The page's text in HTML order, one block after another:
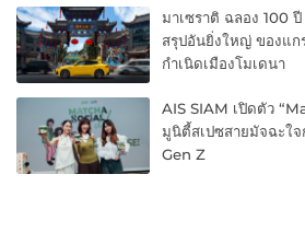
มาเซราติ ฉลอง 100
สรุปอันยิ่งใหญ่ ของแ
กำเนิดเมืองโมเดนา
AIS SIAM เปิดตัว
มูนิตี้สเปซสายมัจฉะใจ
Gen Z